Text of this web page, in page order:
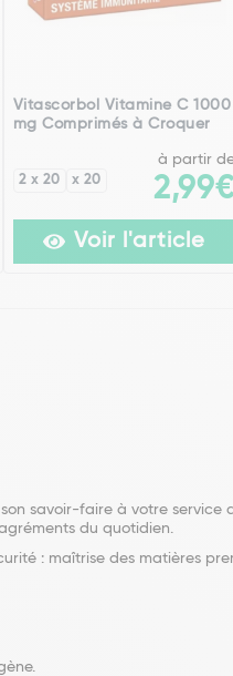
Vitascorbol Vitamine C 1000
mg Comprimés à Croquer
2 x 20 x 20
à partir
Voir l'article
savoir-faire à votre service
du quotidien.
: maîtrise des matières